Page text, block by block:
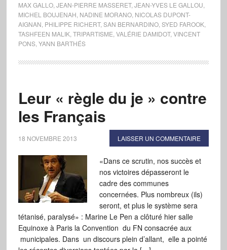
MAX GALLO, JEAN-PIERRE MASSERET, JEAN-YVES LE GALLOU
MICHEL BOUJENAH NADINE MORANO, NICOLAS DUPONT-
AIGNAN PHILIPPE RICHERT, SAN BERNARDINO, SYED FAROOK,
TASHFEEN MALIK, TRIPARTISME VALÉRIE DAMIDOT, VINCENT
PONS, YANN BARTHÉS
Leur « règle du je » contre
les Français
18 NOVEMBRE 2013 LAISSER UN COMMENTAIRE
«Dans ce scrutin, nos succès et
nos victoires dépasseront le
cadre des communes
concernées. Plus nombreux (ils)
seront, et plus le système sera
tétanisé, paralysé» : Marine Le Pen a clôturé hier salle
Equinoxe à Paris la Convention du FN consacrée aux
municipales. Dans un discours plein d’allant, elle a pointé